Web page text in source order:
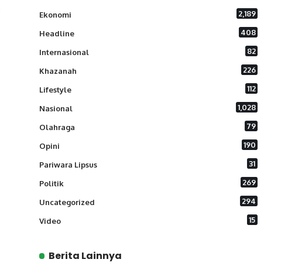
Ekonomi 2,189
Headline 408
Internasional 82
Khazanah 226
Lifestyle 112
Nasional 1,028
Olahraga 79
Opini 190
Pariwara Lipsus 31
Politik 269
Uncategorized 294
Video 15
Berita Lainnya